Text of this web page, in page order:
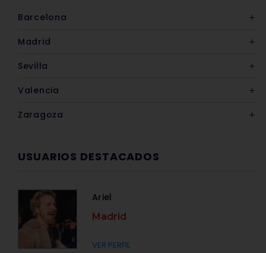
Barcelona
Madrid
Sevilla
Valencia
Zaragoza
USUARIOS DESTACADOS
Ariel
Madrid
VER PERFIL